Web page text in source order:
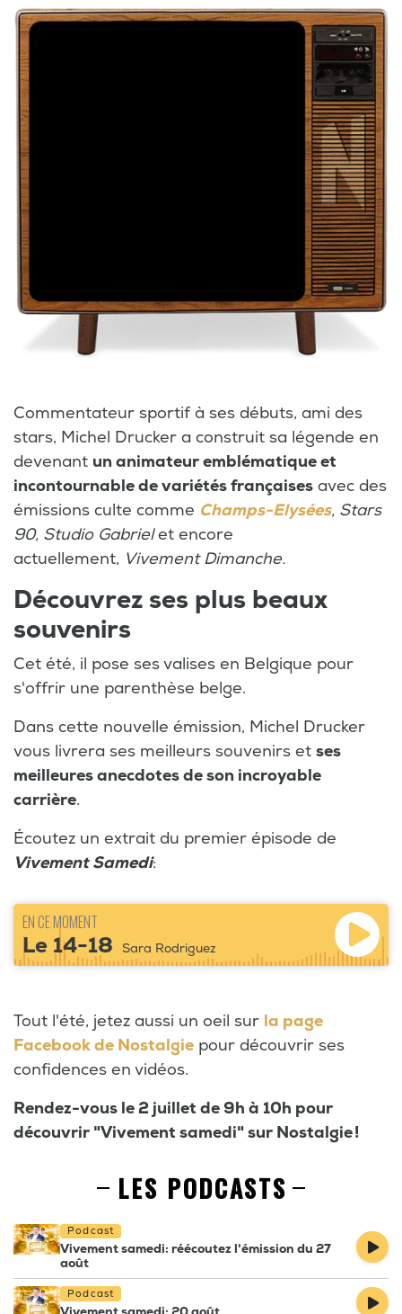
Commentateur sportif à ses débuts, ami des
stars, Michel Drucker a construit sa légende en
devenant un animateur emblématique et
incontournable de variétés françaises avec des
émissions culte comme Champs-Elysées, Stars
90, Studio Gabrielet encore
actuellement, Vivement Dimanche.
Découvrez ses plus beaux
souvenirs
Cet été, il pose ses valises en Belgique pour
s'offrir une parenthèse belge.
Dans cette nouvelle émission, Michel Drucker
vous livrera ses meilleurs souvenirs et ses
meilleures anecdotes de son incroyable
carrière.
Écoutez un extrait du premier épisode de
Vivement Samedi:
EN CE MOMENT
Le 14-18 Sara Rodriguez
Tout l'été, jetez aussi un oeil sur la page
Facebook de Nostalgie pour découvrir ses
confidences en vidéos.
Rendez-vous le 2 juillet de 9h à 10h pour
découvrir "Vivement samedi" sur Nostalgie !
LES PODCASTS
Podcast
Vivement samedi: réécoutez l'émission du 27
août
Podcast